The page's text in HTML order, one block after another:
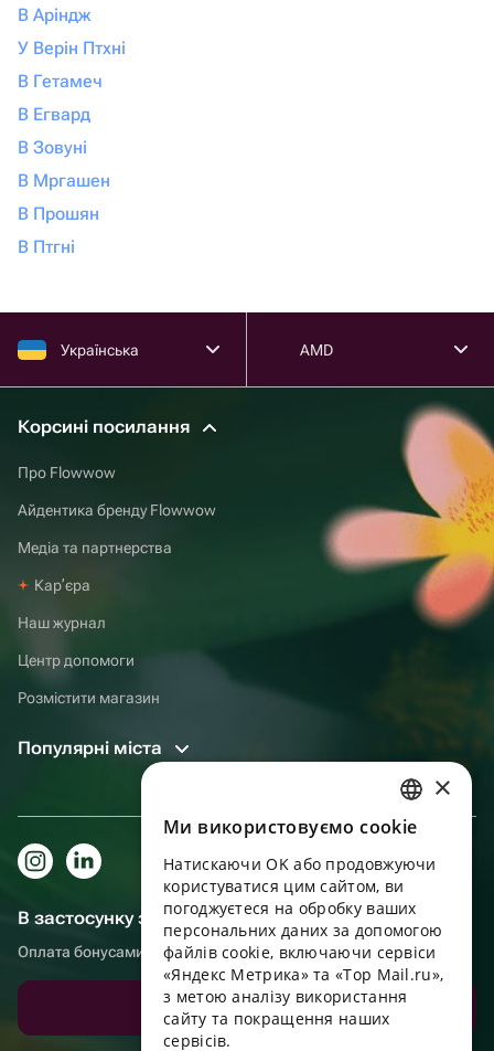
В Аріндж
У Верін Птхні
В Гетамеч
В Егвард
В Зовуні
В Мргашен
В Прошян
В Птгні
Українська AMD
Корсині посилання
Про Flowwow
Айдентика бренду Flowwow
Медіа та партнерства
Карʼєра
Наш журнал
Центр допомоги
Розмістити магазин
Популярні міста
В застосунку зручніше!
Оплата бонусами, самовивіз, зручний чат підтримки
Завантажити додаток
RUSSIAN
ENGLISH
UKRAINIAN
PORTUGUESE
SPANISH
HUNGARIAN
×
Ми використовуємо cookie
Натискаючи OK або продовжуючи
користуватися цим сайтом, ви
погоджуєтеся на обробку ваших
персональних даних за допомогою
файлів cookie, включаючи сервіси
«Яндекс Метрика» та «Top Mail.ru»,
з метою аналізу використання
сайту та покращення наших
сервісів.